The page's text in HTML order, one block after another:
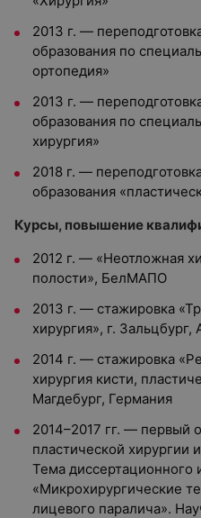
2013 г. —
образования по
ортопедия»
2013 г. —
образования по
хирургия»
2018 г. —
образования
Курсы, повышение
2012 г. — «Неотложная
полости», БелМАПО
2013 г. — стажировка
хирургия», г. Зальцбург,
2014 г. — стажировка
хирургия кисти,
Магдебург, Германия
2014–2017 гг. — первый
пластической
Тема диссертационного
«Микрохирургические
лицевого паралича».